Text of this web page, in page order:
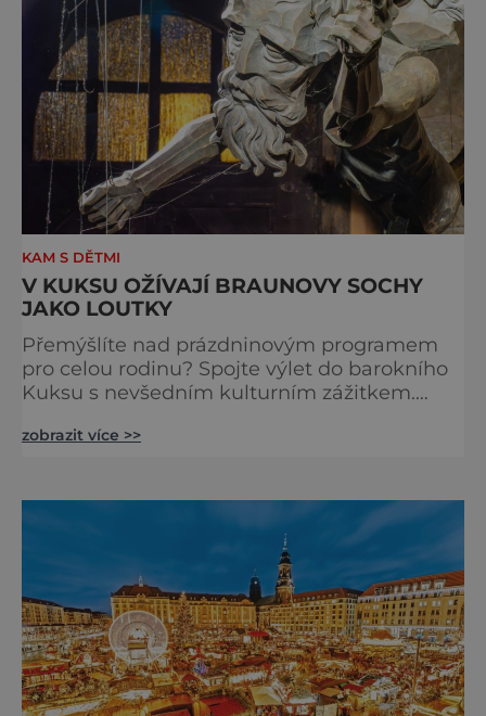
KAM S DĚTMI
V KUKSU OŽÍVAJÍ BRAUNOVY SOCHY
JAKO LOUTKY
Přemýšlíte nad prázdninovým programem
pro celou rodinu? Spojte výlet do barokního
Kuksu s nevšedním kulturním zážitkem.
Comoedien-Hausu zve na stálou expozici
Matyáše Bernarda Brauna nejen z Kuksu.
Výstava Braunova socha loutkou představuje
padesát autorských loutek řezbáře a scénog
zobrazit více >>